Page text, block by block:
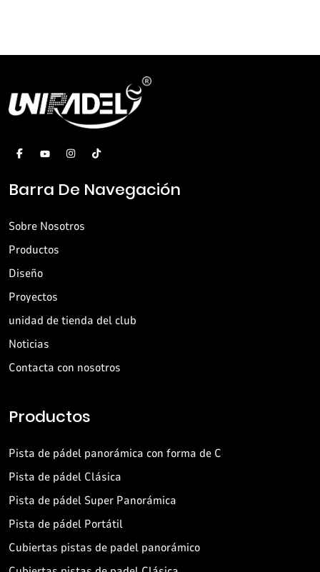
Barra De Navegación
Sobre Nosotros
Productos
Diseño
Proyectos
unidad de tienda del club
Noticias
Contacta con nosotros
Productos
Pista de pádel panorámica con forma de C
Pista de pádel Clásica
Pista de pádel Super Panorámica
Pista de pádel Portátil
Cubiertas pistas de padel panorámico